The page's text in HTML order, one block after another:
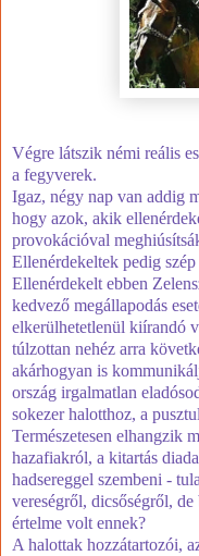
Végre látszik némi reális
a fegyverek.
Igaz, négy nap van addig
hogy azok, akik
provokációval
Ellenérdekeltek pedig
Ellenérdekelt ebben
kedvező megállapodás
elkerülhetetlenül kiírandó
túlzottan nehéz arra
akárhogyan is
ország irgalmatlan
sokezer halotthoz, a
Természetesen elhangzik
hazafiakról, a kitartás
hadsereggel szembeni -
vereségről, dicsőségről,
értelme volt ennek?
A halottak hozzátartozói,